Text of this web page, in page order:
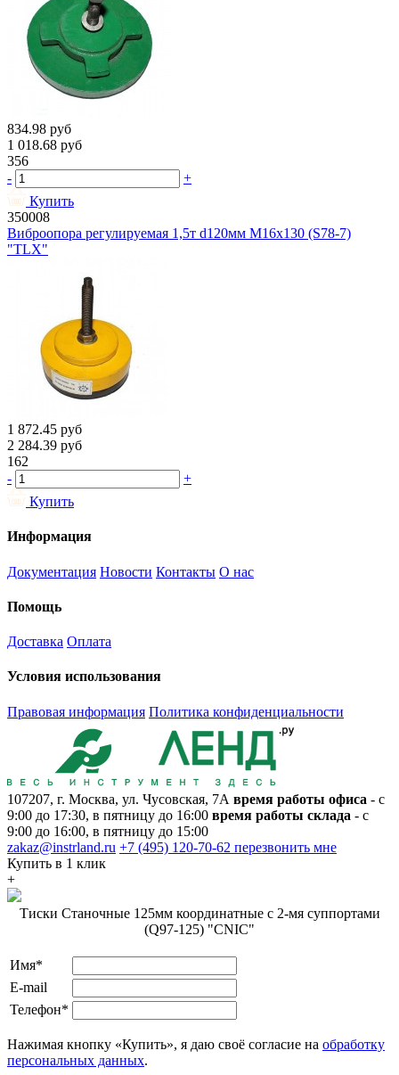
834.98 руб
1 018.68 руб
356
-
+
Купить
350008
Виброопора регулируемая 1,5т d120мм М16х130 (S78-7)
"TLX"
1 872.45 руб
2 284.39 руб
162
-
+
Купить
Информация
Документация Новости Контакты О нас
Помощь
Доставка Оплата
Условия использования
Правовая информация Политика конфиденциальности
107207, г. Москва, ул. Чусовская, 7А время работы офиса - с
9:00 до 17:30, в пятницу до 16:00 время работы склада - с
9:00 до 16:00, в пятницу до 15:00
zakaz@instrland.ru +7 (495) 120-70-62 перезвонить мне
Купить в 1 клик
+
Тиски Станочные 125мм координатные с 2-мя суппортами
(Q97-125) "CNIC"
Имя*
E-mail
Телефон*
Нажимая кнопку «Купить», я даю своё согласие на обработку
персональных данных.